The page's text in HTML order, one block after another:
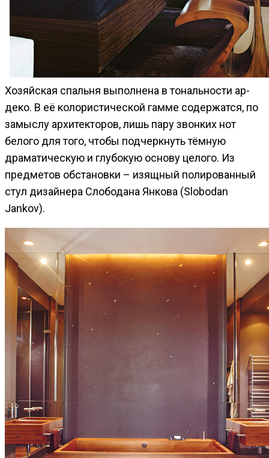
Хозяйская спальня выполнена в тональности ар-
деко. В её колористической гамме содержатся, по
замыслу архитекторов, лишь пару звонких нот
белого для того, чтобы подчеркнуть тёмную
драматическую и глубокую основу целого. Из
предметов обстановки – изящный полированный
стул дизайнера Слободана Янкова (Slobodan
Jankov).